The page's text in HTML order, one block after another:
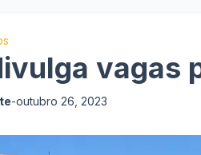
vagas
-outubro 26, 2023